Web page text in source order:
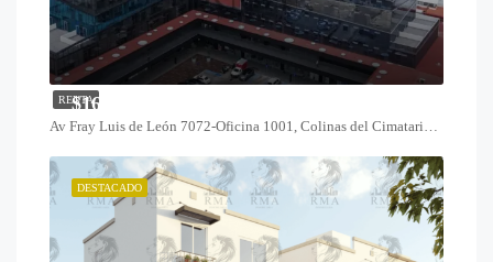
RENTA
$16,800
Av Fray Luis de León 7072-Oficina 1001, Colinas del Cimatario, 76090 Santiago de Querétaro, Qro.
DESTACADO